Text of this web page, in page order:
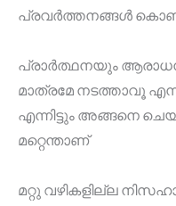
പ്രവർത്തനങ്ങൾ
പ്രാർത്ഥനയും
മാത്രമേ നടത്താവൂ
എന്നിട്ടും അങ്ങനെ
മറ്റെന്താണ്
മറ്റു വഴികളില്ല